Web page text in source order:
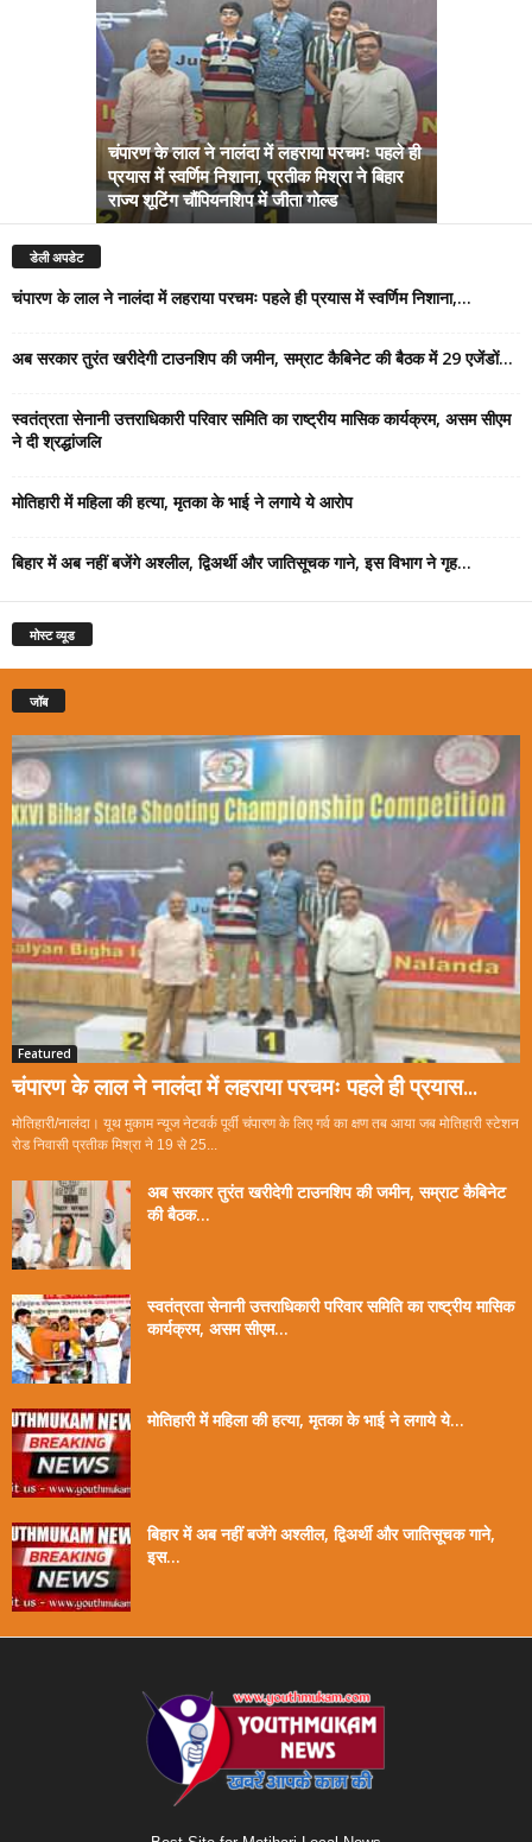
चंपारण के लाल ने नालंदा में लहराया परचमः पहले ही
प्रयास में स्वर्णिम निशाना, प्रतीक मिश्रा ने बिहार
राज्य शूटिंग चौंपियनशिप में जीता गोल्ड
डेली अपडेट
चंपारण के लाल ने नालंदा में लहराया परचमः पहले ही प्रयास में स्वर्णिम निशाना,...
अब सरकार तुरंत खरीदेगी टाउनशिप की जमीन, सम्राट कैबिनेट की बैठक में 29 एजेंडों...
स्वतंत्रता सेनानी उत्तराधिकारी परिवार समिति का राष्ट्रीय मासिक कार्यक्रम, असम सीएम
ने दी श्रद्धांजलि
मोतिहारी में महिला की हत्या, मृतका के भाई ने लगाये ये आरोप
बिहार में अब नहीं बजेंगे अश्लील, द्विअर्थी और जातिसूचक गाने, इस विभाग ने गृह...
मोस्ट व्यूड
जॉब
Featured
चंपारण के लाल ने नालंदा में लहराया परचमः पहले ही प्रयास...
मोतिहारी/नालंदा। यूथ मुकाम न्यूज नेटवर्क पूर्वी चंपारण के लिए गर्व का क्षण तब आया जब मोतिहारी स्टेशन
रोड निवासी प्रतीक मिश्रा ने 19 से 25...
अब सरकार तुरंत खरीदेगी टाउनशिप की जमीन, सम्राट कैबिनेट
की बैठक...
स्वतंत्रता सेनानी उत्तराधिकारी परिवार समिति का राष्ट्रीय मासिक
कार्यक्रम, असम सीएम...
मोतिहारी में महिला की हत्या, मृतका के भाई ने लगाये ये...
बिहार में अब नहीं बजेंगे अश्लील, द्विअर्थी और जातिसूचक गाने,
इस...